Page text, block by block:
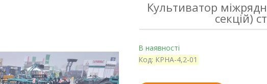
Культиватор
секцій)
В наявності
Код: КРНА-4,2-01